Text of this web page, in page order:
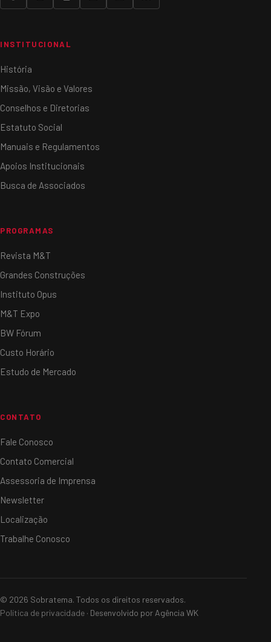
INSTITUCIONAL
História
Missão, Visão e Valores
Conselhos e Diretorias
Estatuto Social
Manuais e Regulamentos
Apoios Institucionais
Busca de Associados
PROGRAMAS
Revista M&T
Grandes Construções
Instituto Opus
M&T Expo
BW Fórum
Custo Horário
Estudo de Mercado
CONTATO
Fale Conosco
Contato Comercial
Assessoria de Imprensa
Newsletter
Localização
Trabalhe Conosco
© 2026 Sobratema. Todos os direitos reservados.
Política de privacidade · Desenvolvido por Agência WK